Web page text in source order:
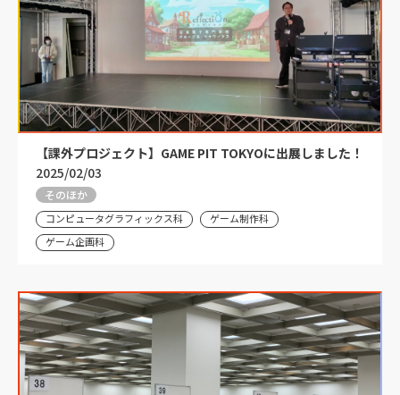
【課外プロジェクト】GAME PIT TOKYOに出展しました！
2025/02/03
そのほか
コンピュータグラフィックス科
ゲーム制作科
ゲーム企画科